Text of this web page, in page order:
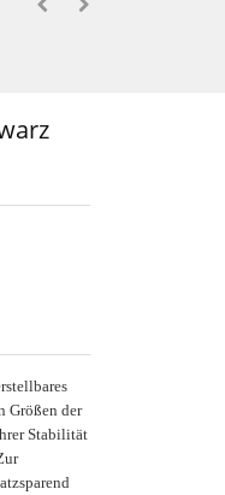
Größen der
Stabilität